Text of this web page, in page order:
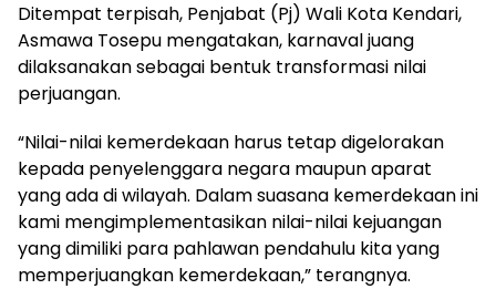
Ditempat terpisah, Penjabat (Pj) Wali Kota Kendari,
Asmawa Tosepu mengatakan, karnaval juang
dilaksanakan sebagai bentuk transformasi nilai
perjuangan.
“Nilai-nilai kemerdekaan harus tetap digelorakan
kepada penyelenggara negara maupun aparat
yang ada di wilayah. Dalam suasana kemerdekaan ini
kami mengimplementasikan nilai-nilai kejuangan
yang dimiliki para pahlawan pendahulu kita yang
memperjuangkan kemerdekaan,” terangnya.